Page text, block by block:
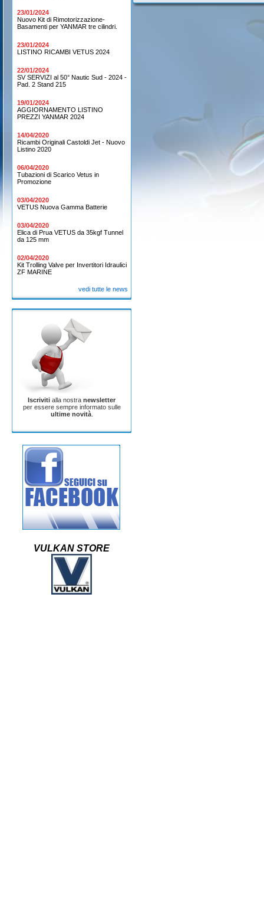
23/01/2024
Nuovo Kit di Rimotorizzazione-
Basamenti per YANMAR tre cilindri.
23/01/2024
LISTINO RICAMBI VETUS 2024
22/01/2024
SV SERVIZI al 50° Nautic Sud - 2024 -
Pad. 2 Stand 215
19/01/2024
AGGIORNAMENTO LISTINO
PREZZI YANMAR 2024
14/04/2020
Ricambi Originali Castoldi Jet - Nuovo
Listino 2020
06/04/2020
Tubazioni di Scarico Vetus in
Promozione
03/04/2020
VETUS Nuova Gamma Batterie
03/04/2020
Elica di Prua VETUS da 35kgf Tunnel
da 125 mm
02/04/2020
Kit Trolling Valve per Invertitori Idraulici
ZF MARINE
vedi tutte le news
Iscriviti alla nostra newsletter
per essere sempre informato sulle
ultime novità.
VULKAN STORE